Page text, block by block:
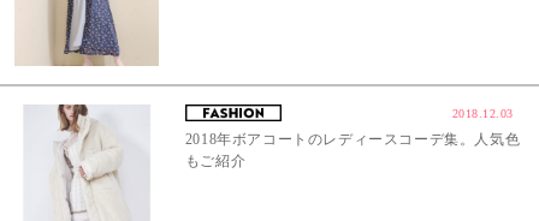
2018.12.03
2018年ボアコートのレディースコーデ集。人気色
もご紹介